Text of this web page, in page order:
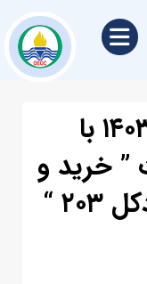
مناقصه شماره ۱۷۹-۱۴۰۳ با
” خرید و
“